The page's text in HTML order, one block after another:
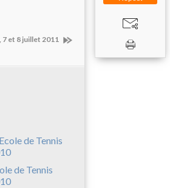
et 8 juillet 2011
de Tennis